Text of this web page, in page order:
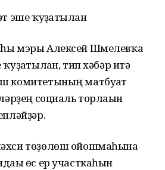
эше ҡуҙғатылған
мэры Алексей Шмелевҡа
тип хәбәр итә
комитетының матбуғат
социаль торлағын
төҙөлөш ойошмаһына
өс ер участкаһын